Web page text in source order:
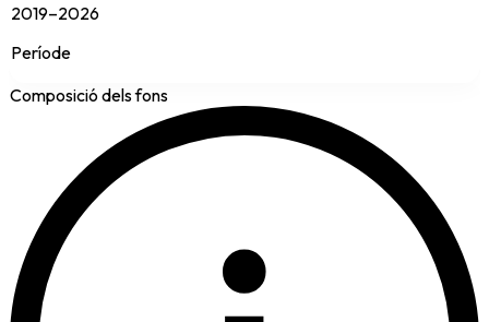
2019–2026
Període
Composició dels fons